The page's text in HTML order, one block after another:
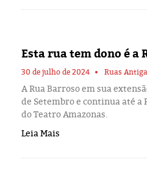
Esta rua tem dono é a
30 de julho de 2024 Ruas
A Rua Barroso em sua
de Setembro e continua até a
do Teatro Amazonas.
Leia Mais